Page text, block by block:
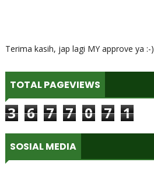
Terima kasih, jap lagi MY approve ya :-)
TOTAL PAGEVIEWS
3 6 7 7 0 7 1
SOSIAL MEDIA